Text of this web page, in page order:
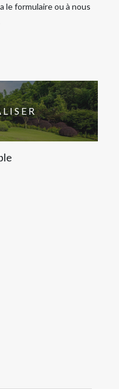
le formulaire ou à nous